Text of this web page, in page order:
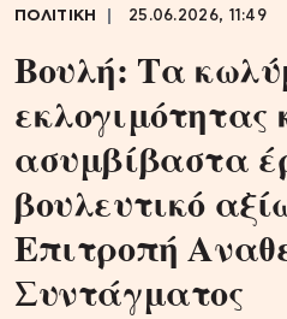
ΠΟΛΙΤΙΚΗ 25.06.2026, 11:49
Βουλή: Τα
εκλογιμότητας
ασυμβίβαστα
βουλευτικό
Επιτροπή
Συντάγματος